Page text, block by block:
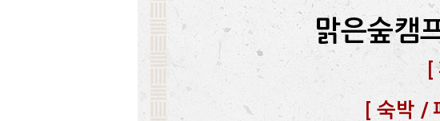
맑은숲캠
[
[ 숙박 /